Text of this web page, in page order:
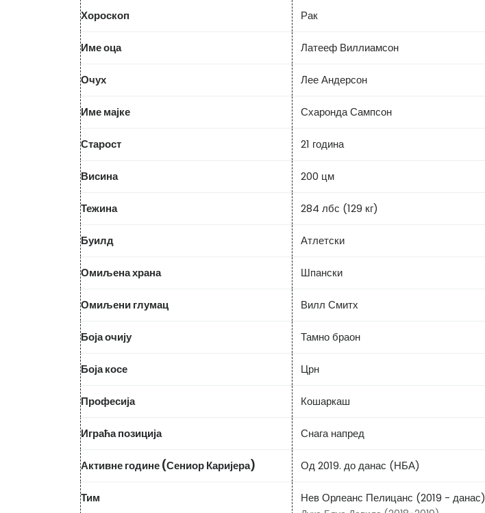
Хороскоп Рак
Име оца Латееф Виллиамсон
Очух Лее Андерсон
Име мајке Схаронда Сампсон
Старост 21 година
Висина 200 цм
Тежина 284 лбс (129 кг)
Буилд Атлетски
Омиљена храна Шпански
Омиљени глумац Вилл Смитх
Боја очију Тамно браон
Боја косе Црн
Професија Кошаркаш
Играћа позиција Снага напред
Активне године (Сениор Каријера) Од 2019. до данас (НБА)
Тим Нев Орлеанс Пелицанс (2019 - данас)